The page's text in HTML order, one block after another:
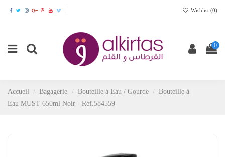
Wishlist (0)
0
Accueil Bagagerie Bouteille à Eau / Gourde
Bouteille à
Eau MUST 650ml Noir - Réf.584559